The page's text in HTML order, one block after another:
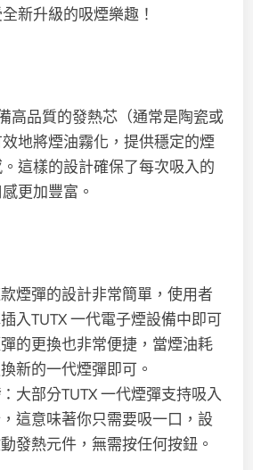
新升級的吸煙樂趣！
高品質的發熱芯（通常是陶瓷或
地將煙油霧化，提供穩定的煙
這樣的設計確保了每次吸入的
更加豐富。
款煙彈的設計非常簡單，使用者
入TUTX 一代電子煙設備中即可
的更換也非常便捷，當煙油耗
新的一代煙彈即可。
：大部分TUTX 一代煙彈支持吸入
這意味著你只需要吸一口，設
發熱元件，無需按任何按鈕。